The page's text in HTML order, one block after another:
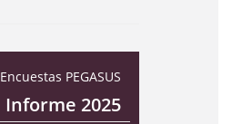
Encuestas PEGASUS
Informe 2025